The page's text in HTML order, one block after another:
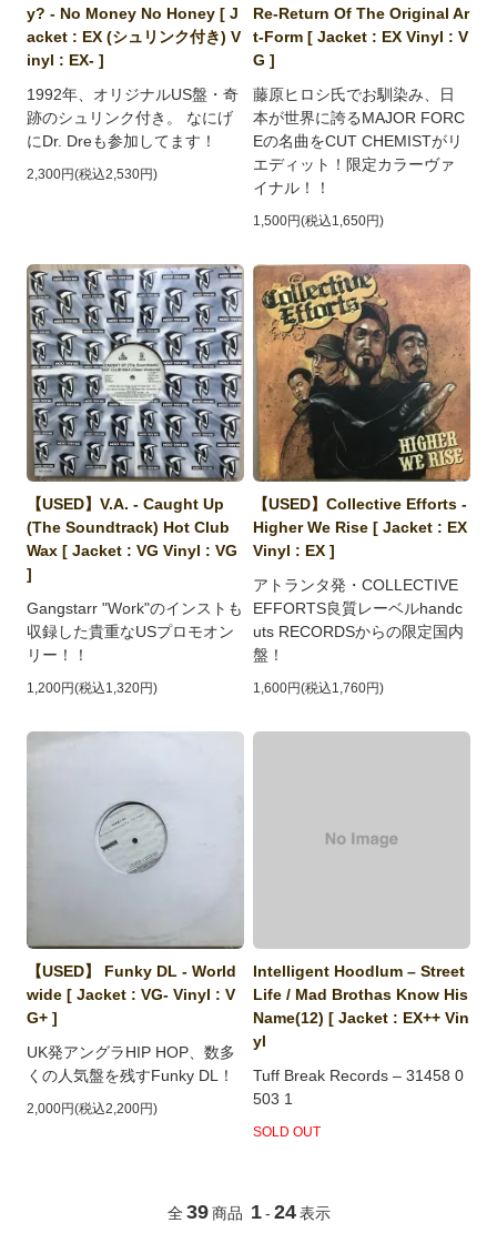
y? - No Money No Honey [ J
acket : EX (シュリンク付き) V
inyl : EX- ]
1992年、オリジナルUS盤・奇
跡のシュリンク付き。 なにげ
にDr. Dreも参加してます！
2,300円(税込2,530円)
Re-Return Of The Original Ar
t-Form [ Jacket : EX Vinyl : V
G ]
藤原ヒロシ氏でお馴染み、日
本が世界に誇るMAJOR FORC
Eの名曲をCUT CHEMISTがリ
エディット！限定カラーヴァ
イナル！！
1,500円(税込1,650円)
【USED】V.A. - Caught Up
(The Soundtrack) Hot Club
Wax [ Jacket : VG Vinyl : VG
]
Gangstarr "Work"のインストも
収録した貴重なUSプロモオン
リー！！
1,200円(税込1,320円)
【USED】Collective Efforts -
Higher We Rise [ Jacket : EX
Vinyl : EX ]
アトランタ発・COLLECTIVE
EFFORTS良質レーベルhandc
uts RECORDSからの限定国内
盤！
1,600円(税込1,760円)
【USED】 Funky DL - World
wide [ Jacket : VG- Vinyl : V
G+ ]
UK発アングラHIP HOP、数多
くの人気盤を残すFunky DL！
2,000円(税込2,200円)
Intelligent Hoodlum ‎– Street
Life / Mad Brothas Know His
Name(12) [ Jacket : EX++ Vin
yl
Tuff Break Records ‎– 31458 0
503 1
SOLD OUT
全 39 商品 1 - 24 表示